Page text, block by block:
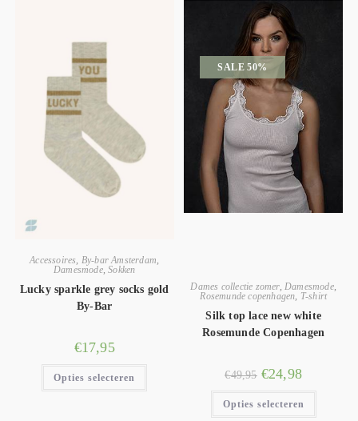
Accessoires By-bar Amsterdam
Damesmode,Sokken
Lucky sparkle grey socks gold
By-Bar
€17,95
Opties selecteren
SALE 50%
Dames collectie zomer,Damesmode,
Rosemunde copenhagen, T-shirt
Silk top lace new white
Rosemunde Copenhagen
€49,95 €24,98
Opties selecteren